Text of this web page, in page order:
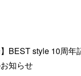
BEST style 10周年
知らせ